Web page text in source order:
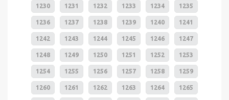
1230 1231 1232 1233 1234 1235
1236 1237 1238 1239 1240 1241
1242 1243 1244 1245 1246 1247
1248 1249 1250 1251 1252 1253
1254 1255 1256 1257 1258 1259
1260 1261 1262 1263 1264 1265